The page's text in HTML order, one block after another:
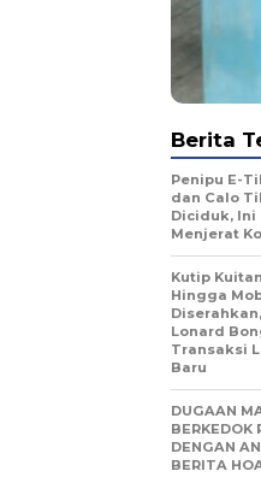
Berita
Penipu E-
dan Calo
Diciduk, Ini
Menjerat
Kutip
Hingga
Lonard
Transaksi
Baru
DUGAAN
BERKEDOK
DENGAN
BERITA